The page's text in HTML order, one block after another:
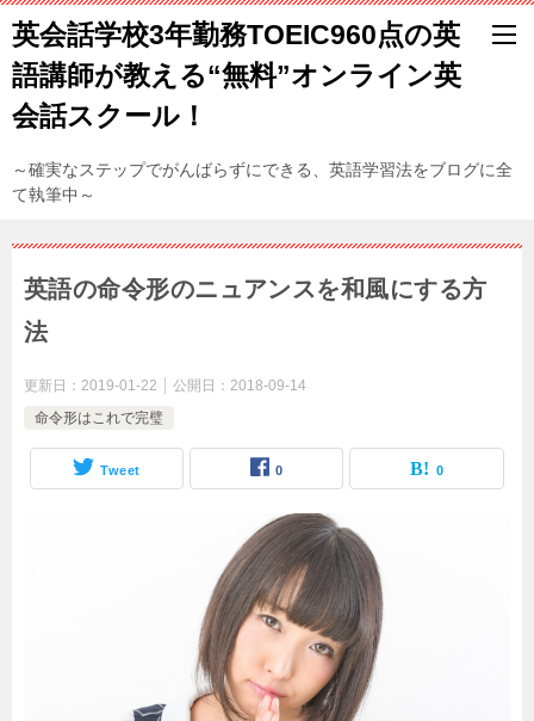
英会話学校3年勤務TOEIC960点の英
語講師が教える“無料”オンライン英
会話スクール！
～確実なステップでがんばらずにできる、英語学習法をブログに全
て執筆中～
英語の命令形のニュアンスを和風にする方
法
更新日： 2019-01-22 公開日： 2018-09-14
命令形はこれで完璧
Tweet 0 0